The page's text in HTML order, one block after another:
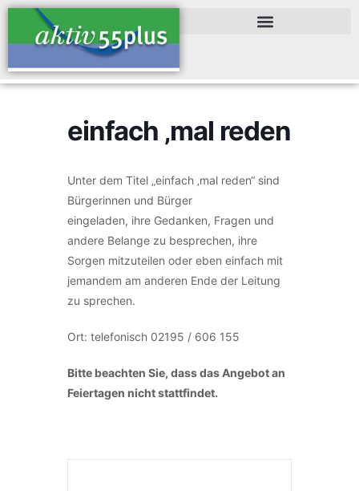
einfach ‚mal reden
Unter dem Titel „einfach ‚mal reden“ sind
Bürgerinnen und Bürger
eingeladen, ihre Gedanken, Fragen und
andere Belange zu besprechen, ihre
Sorgen mitzuteilen oder eben einfach mit
jemandem am anderen Ende der Leitung
zu sprechen.
Ort: telefonisch 02195 / 606 155
Bitte beachten Sie, dass das Angebot an
Feiertagen nicht stattfindet.